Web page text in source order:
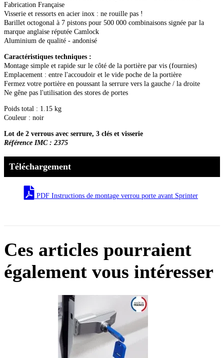
Fabrication Française
Visserie et ressorts en acier inox : ne rouille pas !
Barillet octogonal à 7 pistons pour 500 000 combinaisons signée par la
marque anglaise réputée Camlock
Aluminium de qualité - andonisé
Caractéristiques techniques :
Montage simple et rapide sur le côté de la portière par vis (fournies)
Emplacement : entre l'accoudoir et le vide poche de la portière
Fermez votre portière en poussant la serrure vers la gauche / la droite
Ne gêne pas l'utilisation des stores de portes
Poids total : 1.15 kg
Couleur : noir
Lot de 2 verrous avec serrure, 3 clés et visserie
Référence IMC : 2375
Téléchargement
PDF Instructions de montage verrou porte avant Sprinter
Ces articles pourraient
également vous intéresser